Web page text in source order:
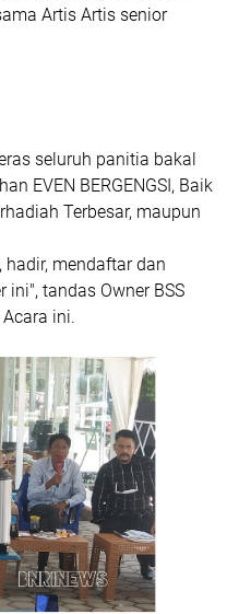
Artis Artis senior
seluruh panitia bakal
EVEN BERGENGSI, Baik
Terbesar, maupun
mendaftar dan
ini", tandas Owner BSS
ini.